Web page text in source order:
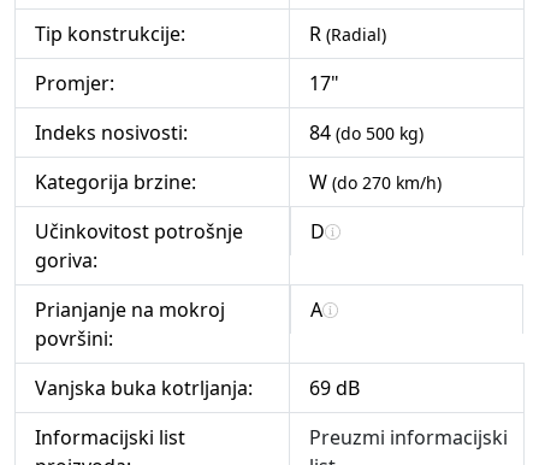
Tip konstrukcije: R (Radial)
Promjer:
17"
Indeks nosivosti:
84 (do 500 kg)
Kategorija brzine: W (do 270 km/h)
Učinkovitost potrošnje
goriva:
D
Prianjanje na mokroj
površini:
A
Vanjska buka kotrljanja:
69 dB
Informacijski list
Preuzmi informacijski